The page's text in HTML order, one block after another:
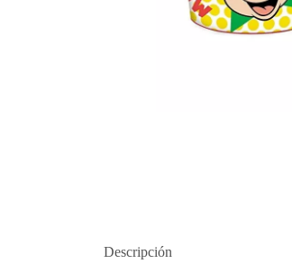
Descripción